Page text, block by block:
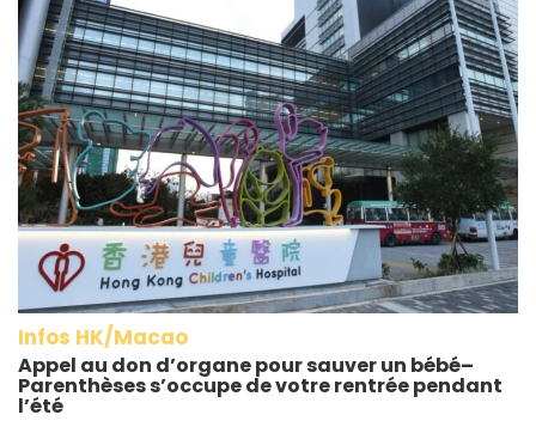
Infos HK/Macao
Appel au don d’organe pour sauver un bébé–
Parenthèses s’occupe de votre rentrée pendant
l’été